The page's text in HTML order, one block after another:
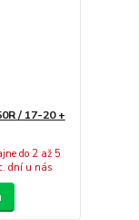
/ 17-20 +
do 2 až 5
dní u nás